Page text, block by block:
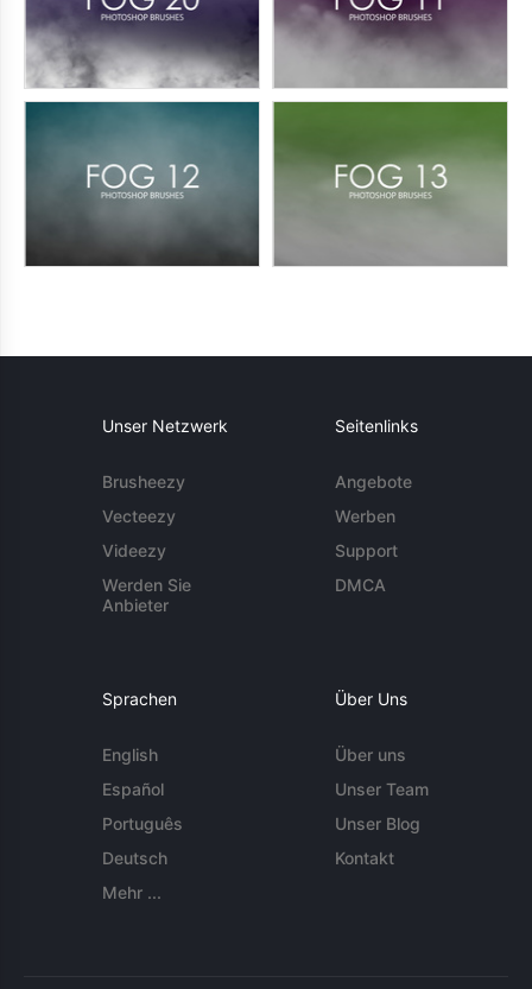
Unser Netzwerk
Brusheezy
Vecteezy
Videezy
Werden Sie
Anbieter
Seitenlinks
Angebote
Werben
Support
DMCA
Sprachen
English
Español
Português
Deutsch
Mehr ...
Über Uns
Über uns
Unser Team
Unser Blog
Kontakt